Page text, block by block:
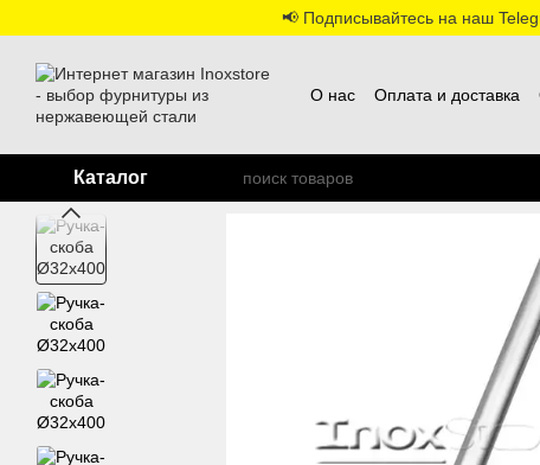
📢 Подписывайтесь на наш
О нас Оплата и доставка
Каталог